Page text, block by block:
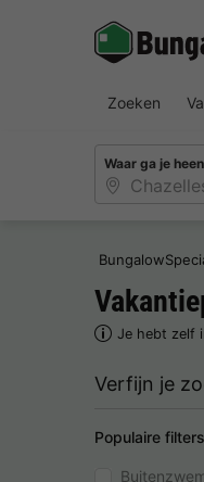
Zoeken
Waar ga je
Je hebt zelf
Verfijn je
Populaire filters